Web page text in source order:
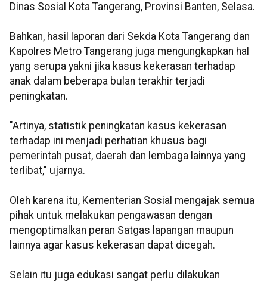
Dinas Sosial Kota Tangerang, Provinsi Banten, Selasa.
Bahkan, hasil laporan dari Sekda Kota Tangerang dan
Kapolres Metro Tangerang juga mengungkapkan hal
yang serupa yakni jika kasus kekerasan terhadap
anak dalam beberapa bulan terakhir terjadi
peningkatan.
"Artinya, statistik peningkatan kasus kekerasan
terhadap ini menjadi perhatian khusus bagi
pemerintah pusat, daerah dan lembaga lainnya yang
terlibat," ujarnya.
Oleh karena itu, Kementerian Sosial mengajak semua
pihak untuk melakukan pengawasan dengan
mengoptimalkan peran Satgas lapangan maupun
lainnya agar kasus kekerasan dapat dicegah.
Selain itu juga edukasi sangat perlu dilakukan